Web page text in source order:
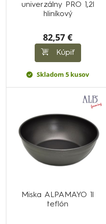
univerzálny PRO 1,2l
hliníkový
82,57 €
Kúpiť
Skladom 5 kusov
Miska ALPAMAYO 1l
teflón